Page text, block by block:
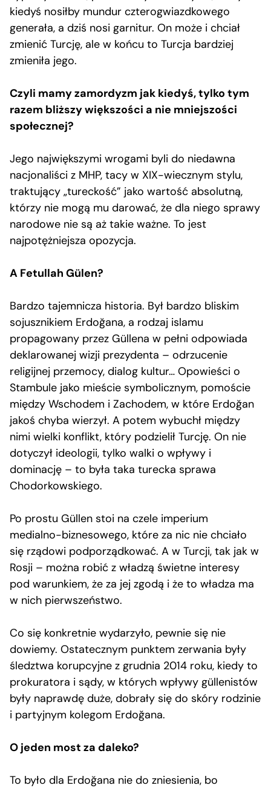
kiedyś nosiłby mundur czterogwiazdkowego
generała, a dziś nosi garnitur. On może i chciał
zmienić Turcję, ale w końcu to Turcja bardziej
zmieniła jego.
Czyli mamy zamordyzm jak kiedyś, tylko tym
razem bliższy większości a nie mniejszości
społecznej?
Jego największymi wrogami byli do niedawna
nacjonaliści z MHP, tacy w XIX-wiecznym stylu,
traktujący „tureckość” jako wartość absolutną,
którzy nie mogą mu darować, że dla niego sprawy
narodowe nie są aż takie ważne. To jest
najpotężniejsza opozycja.
A Fetullah Gülen?
Bardzo tajemnicza historia. Był bardzo bliskim
sojusznikiem Erdoğana, a rodzaj islamu
propagowany przez Güllena w pełni odpowiada
deklarowanej wizji prezydenta – odrzucenie
religijnej przemocy, dialog kultur… Opowieści o
Stambule jako mieście symbolicznym, pomoście
między Wschodem i Zachodem, w które Erdoğan
jakoś chyba wierzył. A potem wybuchł między
nimi wielki konflikt, który podzielił Turcję. On nie
dotyczył ideologii, tylko walki o wpływy i
dominację – to była taka turecka sprawa
Chodorkowskiego.
Po prostu Güllen stoi na czele imperium
medialno-biznesowego, które za nic nie chciało
się rządowi podporządkować. A w Turcji, tak jak w
Rosji – można robić z władzą świetne interesy
pod warunkiem, że za jej zgodą i że to władza ma
w nich pierwszeństwo.
Co się konkretnie wydarzyło, pewnie się nie
dowiemy. Ostatecznym punktem zerwania były
śledztwa korupcyjne z grudnia 2014 roku, kiedy to
prokuratora i sądy, w których wpływy güllenistów
były naprawdę duże, dobrały się do skóry rodzinie
i partyjnym kolegom Erdoğana.
O jeden most za daleko?
To było dla Erdoğana nie do zniesienia, bo